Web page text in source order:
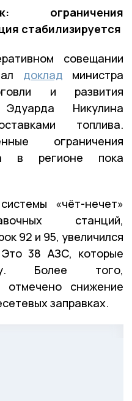
ограничения
стабилизируется
совещании
доклад министра
и развития
Эдуарда Никулина
топлива.
ограничения
в регионе пока
«чёт-нечет»
станций,
92 и 95, увеличился
38 АЗС, которые
Более того,
снижение
заправках.